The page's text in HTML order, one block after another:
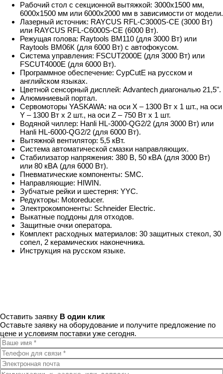
Рабочий стол с секционной вытяжкой: 3000х1500 мм,
6000х1500 мм или 6000х2000 мм в зависимости от модели.
Лазерный источник: RAYCUS RFL-C3000S-CE (3000 Вт)
или RAYCUS RFL-C6000S-CE (6000 Вт).
Режущая голова: Raytools BM110 (для 3000 Вт) или
Raytools BM06К (для 6000 Вт) с автофокусом.
Система управления: FSCUT2000E (для 3000 Вт) или
FSCUT4000E (для 6000 Вт).
Программное обеспечение: CypCutE на русском и
английском языках.
Цветной сенсорный дисплей: Advantech диагональю 21,5".
Алюминиевый портал.
Сервомоторы YASKAWA: на оси X – 1300 Вт х 1 шт., на оси
Y – 1300 Вт х 2 шт., на оси Z – 750 Вт х 1 шт.
Водяной чиллер: Hanli HL-3000-QG2/2 (для 3000 Вт) или
Hanli HL-6000-QG2/2 (для 6000 Вт).
Вытяжной вентилятор: 5,5 кВт.
Система автоматической смазки направляющих.
Стабилизатор напряжения: 380 В, 50 кВА (для 3000 Вт)
или 80 кВА (для 6000 Вт).
Пневматические компоненты: SMC.
Направляющие: HIWIN.
Зубчатые рейки и шестерня: YYC.
Редукторы: Motoreducer.
Электрокомпоненты: Schneider Electric.
Выкатные поддоны для отходов.
Защитные очки оператора.
Комплект расходных материалов: 30 защитных стекол, 30
сопел, 2 керамических наконечника.
Инструкция на русском языке.
Оставить заявку В один клик
Оставьте заявку на оборудование и получите предложение по
цене и условиям поставки уже сегодня.
Ваше имя*
Телефон для связи
Электронная почта